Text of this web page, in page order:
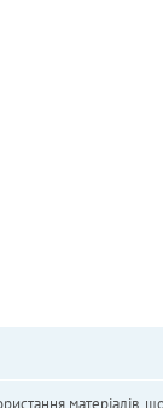
матеріалів,